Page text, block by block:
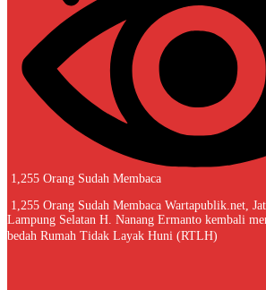
1,255 Orang Sudah Membaca
1,255 Orang Sudah Membaca Wartapublik.net,
Lampung Selatan H. Nanang Ermanto kembali
bedah Rumah Tidak Layak Huni (RTLH)